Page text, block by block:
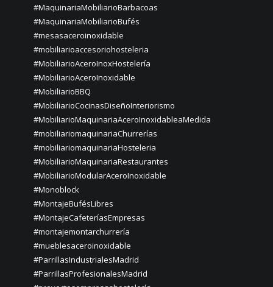
#MaquinariaMobiliarioBarbacoas
#MaquinariaMobiliarioBufés
#mesasaceroinoxidable
#mobiliarioaccesoriohosteleria
#MobiliarioAceroInoxHostelería
#MobiliarioAceroInoxidable
#MobiliarioBBQ
#MobiliarioCocinasDiseñoInteriorismo
#MobiliarioMaquinariaAceroInoxidableaMedida
#mobiliariomaquinariaChurrerías
#mobiliariomaquinariaHosteleria
#MobiliarioMaquinariaRestaurantes
#MobiliarioModularAceroInoxidable
#Monoblock
#MontajeBufésLibres
#MontajeCafeteríasEmpresas
#montajemontarchurrería
#mueblesaceroinoxidable
#ParrillasIndustrialesMadrid
#ParrillasProfesionalesMadrid